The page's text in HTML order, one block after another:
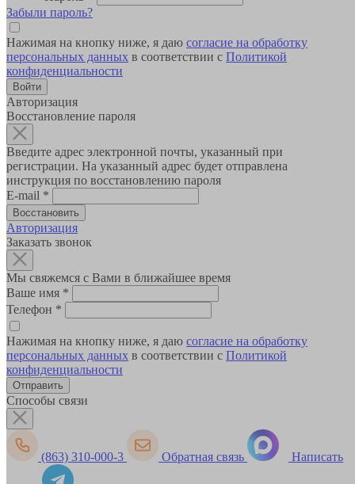
Забыли пароль?
Нажимая на кнопку ниже, я даю согласие на обработку
персональных данных в соответствии с Политикой
конфиденциальности
Авторизация
Восстановление пароля
Введите адрес электронной почты, указанный при
регистрации. На указанный адрес будет отправлена
инструкция по восстановлению пароля
E-mail *
Авторизация
Заказать звонок
Мы свяжемся с Вами в ближайшее время
Ваше имя *
Телефон *
Нажимая на кнопку ниже, я даю согласие на обработку
персональных данных в соответствии с Политикой
конфиденциальности
Способы связи
(863) 310-000-3 Обратная связь Написать